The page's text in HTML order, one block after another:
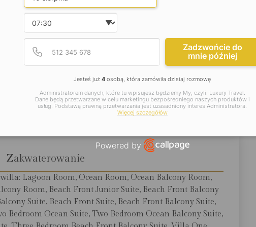
rafach. Wypoczynek w hotelu One&Only Le Saint Géran
informacje:
Lokalizacja
1 godz. jazdy z portu lotniczego Mauritius.
Zakwaterowanie
Lagoon Room, Ocean Room, Ocean Balcony Room,
Room, Beach Front Junior Suite, Beach Front Balcony
Suite, Beach Front Suite, Beach Front Balcony Suite,
Bedroom Ocean Suite, Two Bedroom Ocean Balcony Suite,
Numer telefonu
Podaj poprawny numer
Zadzwońcie do
mnie później
Jesteś już 4 osobą, która zamówiła dzisiaj rozmowę
Administratorem danych, które tu wpisujesz będziemy My, czyli: Luxury Travel.
Dane będą przetwarzane w celu marketingu bezpośredniego naszych produktów i
usług. Podstawą prawną przetwarzania jest uzasadniony interes Administratora.
Więcej szczegółów
Powered by